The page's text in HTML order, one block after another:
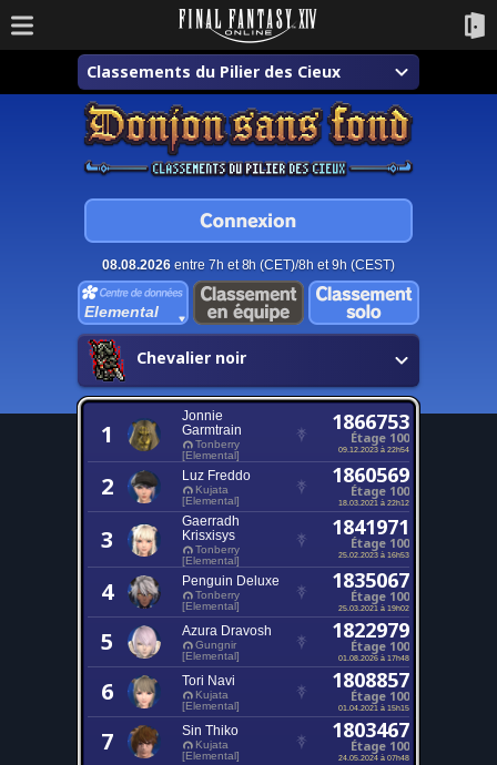
Classements du Pilier des Cieux
08.08.2026entre 7h et 8h (CET)/8h et 9h (CEST)
Elemental
Chevalier noir
1
Jonnie
Garmtrain
Tonberry
[Elemental]
1866753
Étage 100
09.12.2023 à 22h54
2 Luz Freddo
Kujata
[Elemental]
1860569
Étage 100
18.03.2021 à 22h12
3
Gaerradh
Krisxisys
Tonberry
[Elemental]
1841971
Étage 100
25.02.2023 à 16h53
4 Penguin Deluxe
Tonberry
[Elemental]
1835067
Étage 100
25.03.2021 à 19h02
5 Azura Dravosh
Gungnir
[Elemental]
1822979
Étage 100
01.08.2026 à 17h48
6 Tori Navi
Kujata
[Elemental]
1808857
Étage 100
01.04.2021 à 15h15
7 Sin Thiko
Kujata
[Elemental]
1803467
Étage 100
24.05.2024 à 07h48